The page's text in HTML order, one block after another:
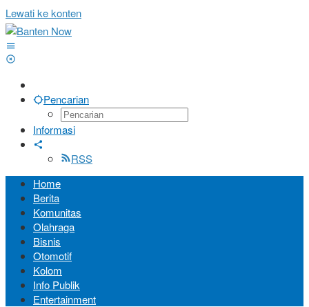
Lewati ke konten
Pencarian
Informasi
RSS
Home
Berita
Komunitas
Olahraga
Bisnis
Otomotif
Kolom
Info Publik
Entertainment